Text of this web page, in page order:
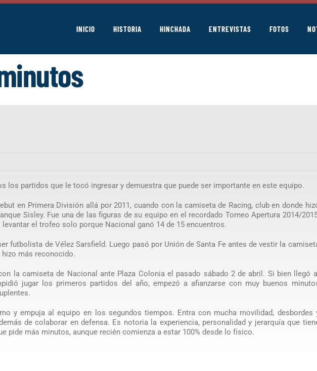
INICIO HISTORIA HINCHADA ENTREVISTAS FOTOS
los partidos que le tocó ingresar y demuestra que puede ser importante en este equipo.
en Primera División allá por 2011, cuando con la camiseta de Racing, club en donde
Sisley. Fue una de las figuras de su equipo en el recordado Torneo Apertura 2014/
levantar el trofeo solo porque Nacional ganó 14 de 15 encuentros.
futbolista de Vélez Sarsfield. Luego pasó por Unión de Santa Fe antes de vestir la
hizo más reconocido.
la camiseta de Nacional ante Plaza Colonia el pasado sábado 2 de abril. Si bien llegó al
jugar los primeros partidos del año, empezó a afianzarse con muy buenos
y empuja al equipo en los segundos tiempos. Entra con mucha movilidad, desbordes
de colaborar en defensa. Es notoria la experiencia, personalidad y jerarquía que
pide más minutos, aunque recién comienza a estar 100% desde lo físico.